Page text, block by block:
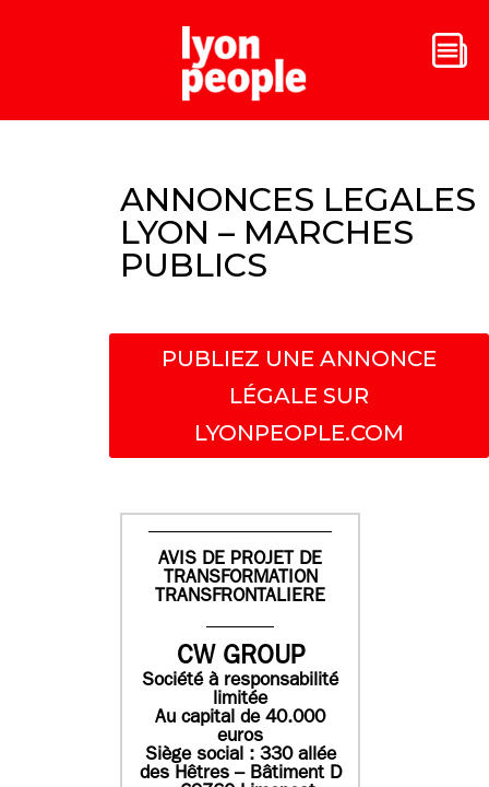
ANNONCES LEGALES
LYON – MARCHES
PUBLICS
PUBLIEZ UNE ANNONCE
LÉGALE SUR
LYONPEOPLE.COM
AVIS DE PROJET DE
TRANSFORMATION
TRANSFRONTALIERE
CW GROUP
Société à responsabilité
limitée
Au capital de 40.000
euros
Siège social : 330 allée
des Hêtres – Bâtiment D